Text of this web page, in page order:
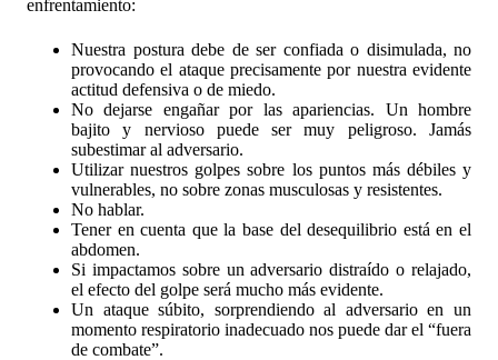
Nuestra postura debe de ser confiada o disimulada, no
provocando el ataque precisamente por nuestra evidente
actitud defensiva o de miedo.
No dejarse engañar por las apariencias. Un hombre
bajito y nervioso puede ser muy peligroso. Jamás
subestimar al adversario.
Utilizar nuestros golpes sobre los puntos más débiles y
vulnerables, no sobre zonas musculosas y resistentes.
No hablar.
Tener en cuenta que la base del desequilibrio está en el
abdomen.
Si impactamos sobre un adversario distraído o relajado,
el efecto del golpe será mucho más evidente.
Un ataque súbito, sorprendiendo al adversario en un
momento respiratorio inadecuado nos puede dar el “fuera
de combate”.